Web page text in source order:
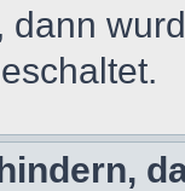
dann